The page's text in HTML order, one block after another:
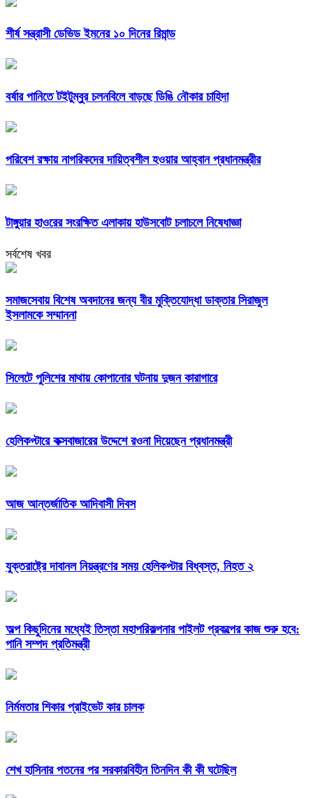
শীর্ষ সন্ত্রাসী ডেভিড ইমনের ১০ দিনের রিমান্ড
বর্ষার পানিতে টইটুম্বুর চলনবিলে বাড়ছে ডিঙি নৌকার চাহিদা
পরিবেশ রক্ষায় নাগরিকদের দায়িত্বশীল হওয়ার আহ্বান প্রধানমন্ত্রীর
টাঙ্গুয়ার হাওরের সংরক্ষিত এলাকায় হাউসবোট চলাচলে নিষেধাজ্ঞা
সর্বশেষ খবর
সমাজসেবায় বিশেষ অবদানের জন্য বীর মুক্তিযোদ্ধা ডাক্তার সিরাজুল
ইসলামকে সম্মাননা
সিলেটে পুলিশের মাথায় কোপানোর ঘটনায় দুজন কারাগারে
হেলিকপ্টারে কক্সবাজারের উদ্দেশে রওনা দিয়েছেন প্রধানমন্ত্রী
আজ আন্তর্জাতিক আদিবাসী দিবস
যুক্তরাষ্ট্রে দাবানল নিয়ন্ত্রণের সময় হেলিকপ্টার বিধ্বস্ত, নিহত ২
অল্প কিছুদিনের মধ্যেই তিস্তা মহাপরিকল্পনার পাইলট প্রকল্পের কাজ শুরু হবে:
পানি সম্পদ প্রতিমন্ত্রী
নির্মমতার শিকার প্রাইভেট কার চালক
শেখ হাসিনার পতনের পর সরকারবিহীন তিনদিন কী কী ঘটেছিল